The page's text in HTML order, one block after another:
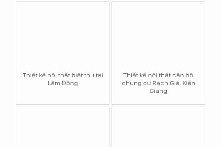
Thiết kế nội thất biệt thự tại
Lâm Đồng
Thiết kế nội thất căn hộ
chung cư Rạch Giá, Kiên
Giang